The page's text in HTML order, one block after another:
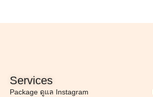
Services
Package ดูแล Instagram